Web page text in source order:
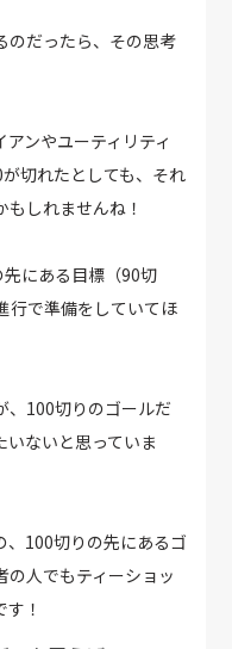
のだったら、その思考
ンやユーティリティ
切れたとしても、それ
しれませんね！
にある目標（90切
行で準備をしていてほ
、100切りのゴールだ
いないと思っていま
、100切りの先にあるゴ
の人でもティーショッ
！